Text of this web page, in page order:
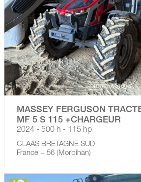
MASSEY FERGUSON
MF 5 S 115 +CHARGEUR
2024 - 500 h - 115 hp
CLAAS BRETAGNE SUD
France − 56 (Morbihan)